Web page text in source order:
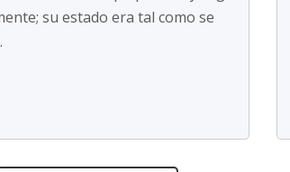
su estado era tal como se